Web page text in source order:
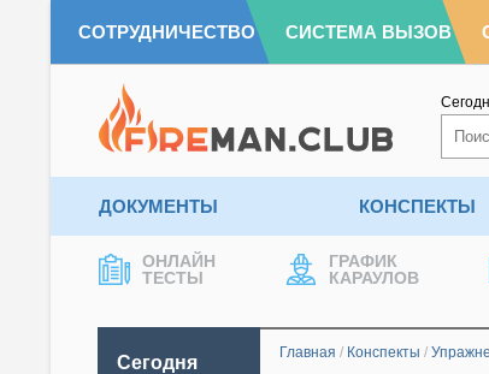
СОТРУДНИЧЕСТВО СИСТЕМА ВЫЗОВ
ДОКУМЕНТЫ КОНСПЕКТЫ
ОНЛАЙН
ТЕСТЫ
ГРАФИК
КАРАУЛОВ
Сегодня Главная / Конспекты /